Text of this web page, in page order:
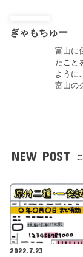
ぎゃもちゅー
富山に
たこと
ように
富山の
NEW POST
2022.7.23